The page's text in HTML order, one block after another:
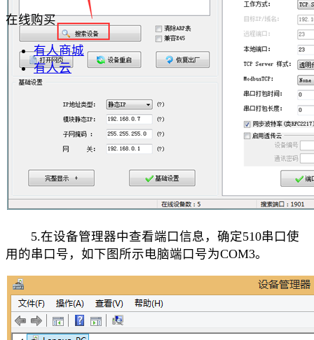
在线购买
有人商城
有人云
5.在设备管理器中查看端口信息，确定510串口使
用的串口号，如下图所示电脑端口号为COM3。